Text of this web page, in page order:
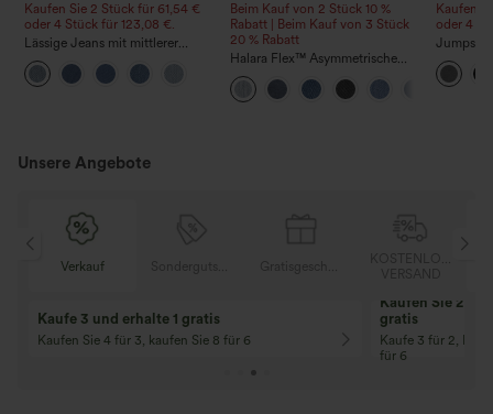
Kaufen Sie 2 Stück für 61,54 €
oder 4 Stück für 123,08 €.
Lässige Jeans mit mittlerer
Bundhöhe, Kordelzug und
Taschen
Beim Kauf von 2 Stück 10 %
Rabatt | Beim Kauf von 3 Stück
20 % Rabatt
Halara Flex™ Asymmetrische
Low-Rise-Jeans mit
Reißverschlusstaschen, Baggy-
Stil, weitem Bein, gewaschen,
Kaufen
oder 4
Jumpsuit
weitem
Stoff,
Unsere Angebote
Verkauf
Kaufe 3 und erhalte 1 gratis
Kaufen Sie 4 für 3, kaufen Sie 8 für 6
Kaufen Sie 2
gratis
Kaufe 3 für 2,
für 6